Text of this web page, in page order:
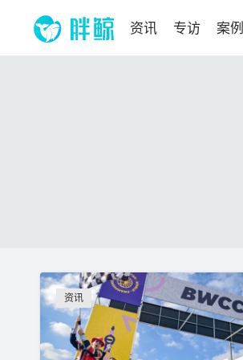
资讯 专访 案例
资讯